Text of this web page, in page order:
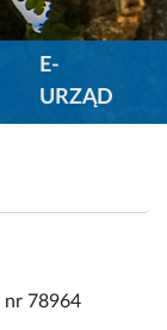
E-
URZĄD
nr 78964